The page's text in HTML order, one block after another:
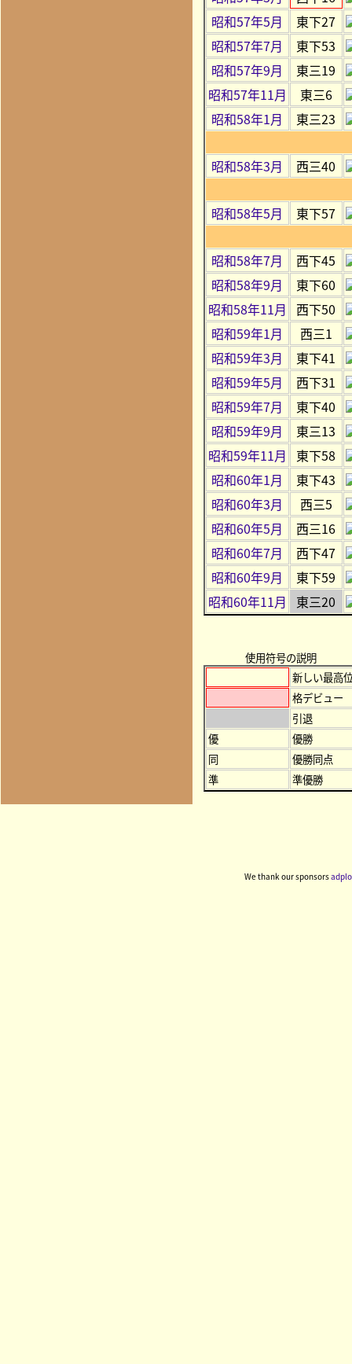
昭和57年5月
東下27
昭和57年7月
東下53
昭和57年9月
東三19
昭和57年11月
東三6
昭和58年1月
東三23
昭和58年3月 西三40
昭和58年5月 東下57
昭和58年7月
西下45
昭和58年9月
東下60
昭和58年11月
西下50
昭和59年1月
西三1
昭和59年3月
東下41
昭和59年5月
西下31
昭和59年7月
東下40
昭和59年9月
東三13
昭和59年11月
東下58
昭和60年1月
東下43
昭和60年3月
西三5
昭和60年5月
西三16
昭和60年7月
西下47
昭和60年9月
東下59
昭和60年11月
東三20
使用符号の説明
新しい最高
格デビュー
引退
優
優勝
同
優勝同点
準
準優勝
We thank our sponsors